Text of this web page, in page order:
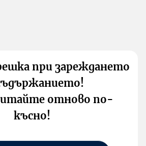
при зареждането
отново по-
късно!